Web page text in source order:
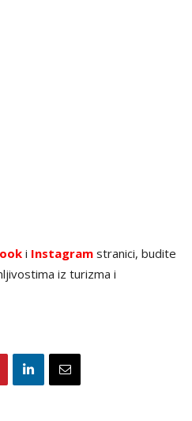
i Instagram stranici, budite
iz turizma i